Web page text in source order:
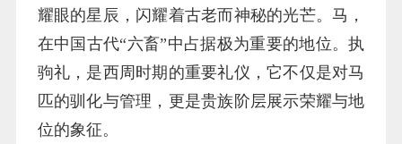
耀眼的星辰，闪耀着古老而神秘的光芒。马，
在中国古代“六畜”中占据极为重要的地位。执
驹礼，是西周时期的重要礼仪，它不仅是对马
匹的驯化与管理，更是贵族阶层展示荣耀与地
位的象征。